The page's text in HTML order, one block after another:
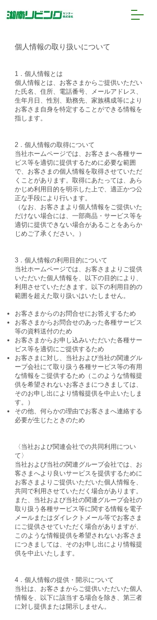
個人情報の取り扱いについて
1．個人情報とは
個人情報とは、お客さまからご提供いただい
た氏名、住所、電話番号、メールアドレス、
生年月日、性別、勤務先、家族構成等により
お客さま自身を特定することができる情報を
指します。
2．個人情報の取得について
当社ホームページでは、お客さまへ各種サー
ビス等を適切に提供するために必要な範囲
で、お客さまの個人情報を取得させていただ
くことがあります。取得にあたっては、あら
かじめ利用目的を明示した上で、適正かつ公
正な手段により行います。
（なお、お客さまより個人情報をご提供いた
だけない場合には、一部商品・サービス等を
適切に提供できない場合があることをあらか
じめご了承ください。）
3．個人情報の利用目的について
当社ホームページでは、お客さまよりご提供
いただいた個人情報を、以下の目的により、
利用させていただきます。以下の利用目的の
範囲を超えた取り扱いはいたしません。
お客さまからのお問合せにお答えするため
お客さまからお問合せのあった各種サービス
等の資料送付のため
お客さまからお申し込みいただいた各種サー
ビス等を適切にご提供するため
お客さまに対し、当社および当社の関連グル
ープ会社にて取り扱う各種サービス等の有用
な情報をご提供するため（このような情報提
供を希望されないお客さまにつきましては、
そのお申し出により情報提供を中止いたしま
す。）
その他、何らかの理由でお客さまへ連絡する
必要が生じたときのため
〈当社および関連会社での共同利用につい
て〉
当社および当社の関連グループ会社では、お
客さまへより良いサービスを提供するために
お客さまよりご提供いただいた個人情報を、
共同で利用させていただく場合があります。
また、当社および当社の関連グループ会社の
取り扱う各種サービス等に関する情報を電子
メールまたはダイレクトメール等でお客さま
にご提供させていただく場合がありますが、
このような情報提供を希望されないお客さま
につきましては、そのお申し出により情報提
供を中止いたします。
4．個人情報の提供・開示について
当社は、お客さまからご提供いただいた個人
情報を、以下に該当する場合を除き、第三者
に対し提供または開示しません。